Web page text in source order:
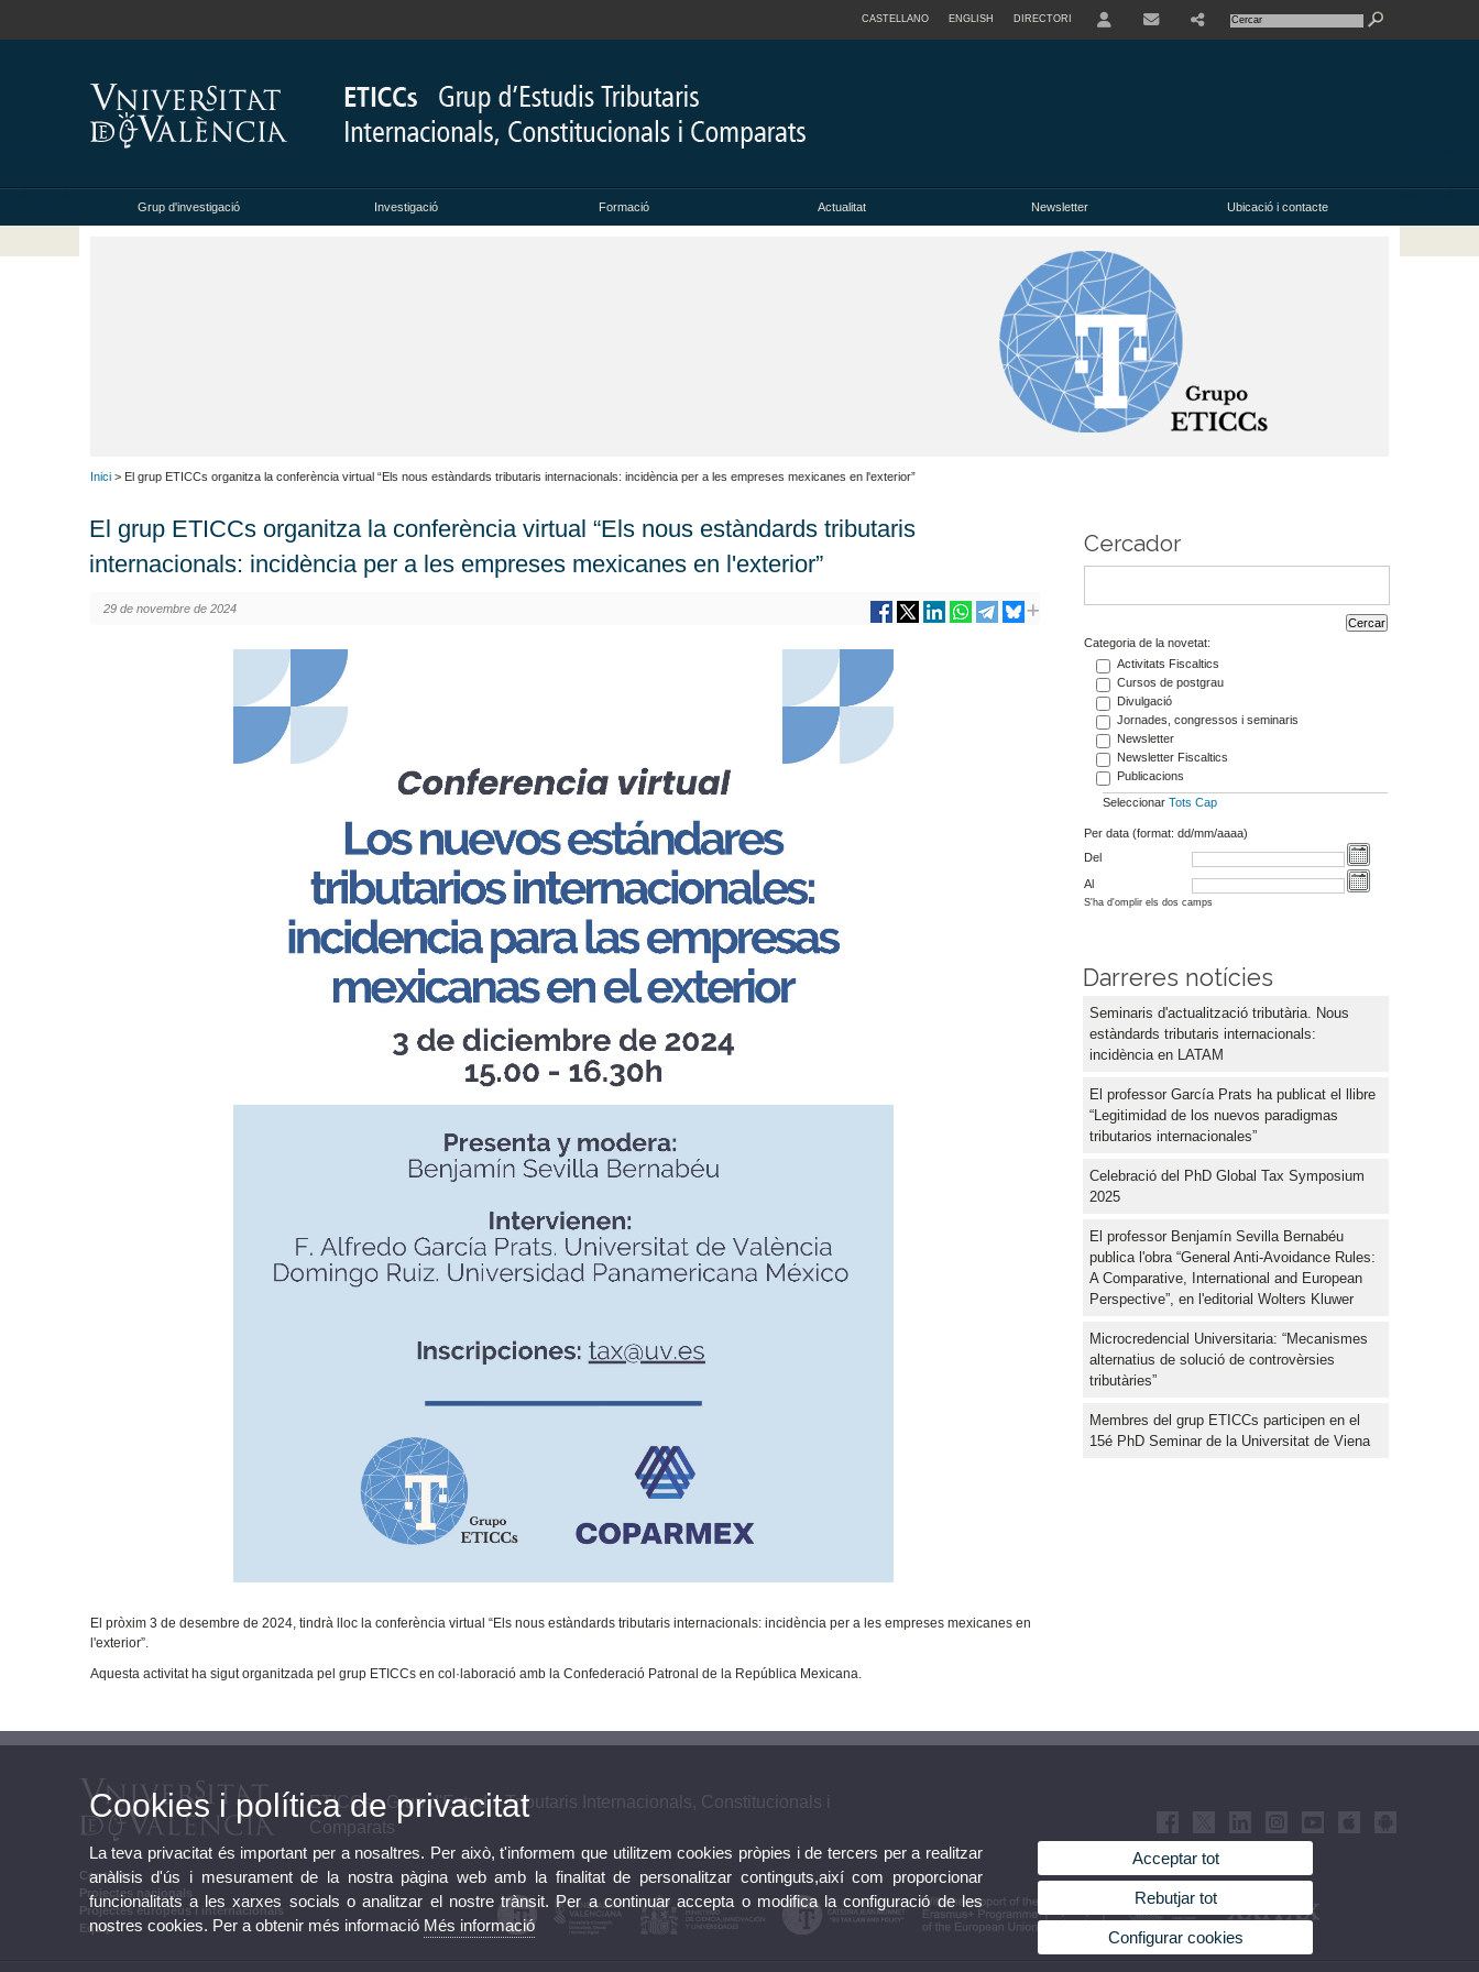
CASTELLANO ENGLISH DIRECTORI
Grup d'investigació Investigació Formació Actualitat Newsletter Ubicació i contacte
Inici > El grup ETICCs organitza la conferència virtual “Els nous estàndards tributaris internacionals: incidència per a les empreses mexicanes en l'exterior”
El grup ETICCs organitza la conferència virtual “Els nous estàndards tributaris
internacionals: incidència per a les empreses mexicanes en l'exterior”
29 de novembre de 2024
El pròxim 3 de desembre de 2024, tindrà lloc la conferència virtual “Els nous estàndards tributaris internacionals: incidència per a les empreses mexicanes en
l'exterior”.
Aquesta activitat ha sigut organitzada pel grup ETICCs en col·laboració amb la Confederació Patronal de la República Mexicana.
Cercador
Categoria de la novetat:
Activitats Fiscaltics
Cursos de postgrau
Divulgació
Jornades, congressos i seminaris
Newsletter
Newsletter Fiscaltics
Publicacions
Seleccionar Tots Cap
Per data (format: dd/mm/aaaa)
Del
Al
S'ha d'omplir els dos camps
Darreres notícies
Seminaris d'actualització tributària. Nous
estàndards tributaris internacionals:
incidència en LATAM
El professor García Prats ha publicat el llibre
“Legitimidad de los nuevos paradigmas
tributarios internacionales”
Celebració del PhD Global Tax Symposium
2025
El professor Benjamín Sevilla Bernabéu
publica l'obra “General Anti-Avoidance Rules:
A Comparative, International and European
Perspective”, en l'editorial Wolters Kluwer
Microcredencial Universitaria: “Mecanismes
alternatius de solució de controvèrsies
tributàries”
Membres del grup ETICCs participen en el
15é PhD Seminar de la Universitat de Viena
ETICCs - Grup d'Estudis Tributaris Internacionals, Constitucionals i
Comparats
Contacte
Projectes nacionals
Projectes europeus i internacionals
Equip
Cookies i política de privacitat
La teva privacitat és important per a nosaltres. Per això, t'informem que utilitzem cookies pròpies i de tercers per a realitzar
anàlisis d'ús i mesurament de la nostra pàgina web amb la finalitat de personalitzar continguts,així com proporcionar
funcionalitats a les xarxes socials o analitzar el nostre trànsit. Per a continuar accepta o modifica la configuració de les
nostres cookies. Per a obtenir més informació Més informació
Acceptar tot
Rebutjar tot
Configurar cookies